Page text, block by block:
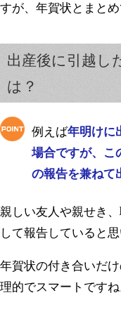
すが、年賀状とまと
出産後に引越し
は？
例えば年明けに
場合ですが、こ
の報告を兼ねて
親しい友人や親せき
して報告していると思
年賀状の付き合いだ
理的でスマートですね